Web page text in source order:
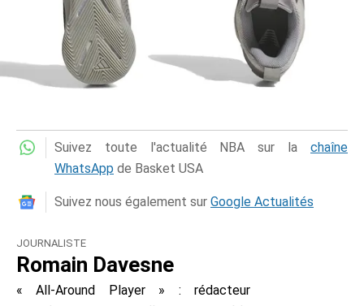
Suivez toute l'actualité NBA sur la chaîne
WhatsApp de Basket USA
Suivez nous également sur Google Actualités
JOURNALISTE
Romain Davesne
« All-Around Player » : rédacteur